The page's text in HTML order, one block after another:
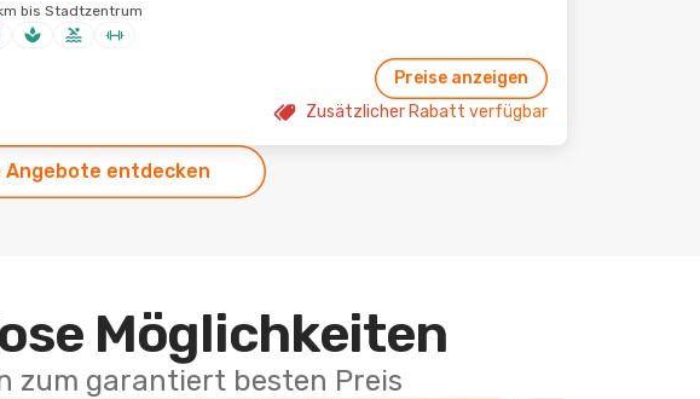
bis Stadtzentrum
Preise anzeigen
Zusätzlicher Rabatt verfügbar
Angebote entdecken
Möglichkeiten
zum garantiert besten Preis